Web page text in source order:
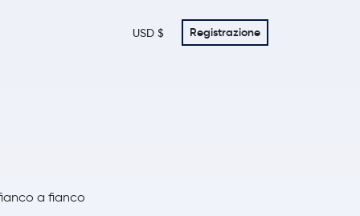
USD $ Registrazione
a fianco